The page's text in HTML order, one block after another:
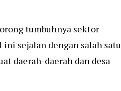
tumbuhnya sektor
sejalan dengan salah satu
daerah-daerah dan desa